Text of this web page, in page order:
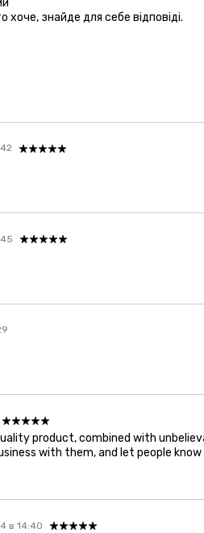
хоче, знайде для себе відповіді.
product, combined with
with them, and let people
в 14:40